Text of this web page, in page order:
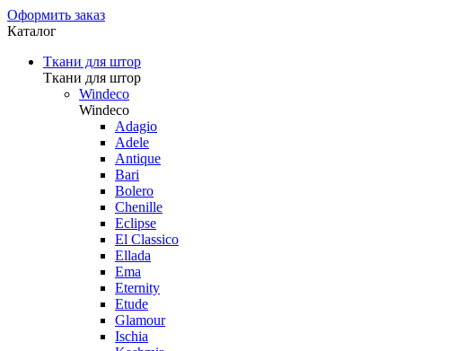
Оформить заказ
Каталог
Ткани для штор
Ткани для штор
Windeco
Windeco
Adagio
Adele
Antique
Bari
Bolero
Chenille
Eclipse
El Classico
Ellada
Ema
Eternity
Etude
Glamour
Ischia